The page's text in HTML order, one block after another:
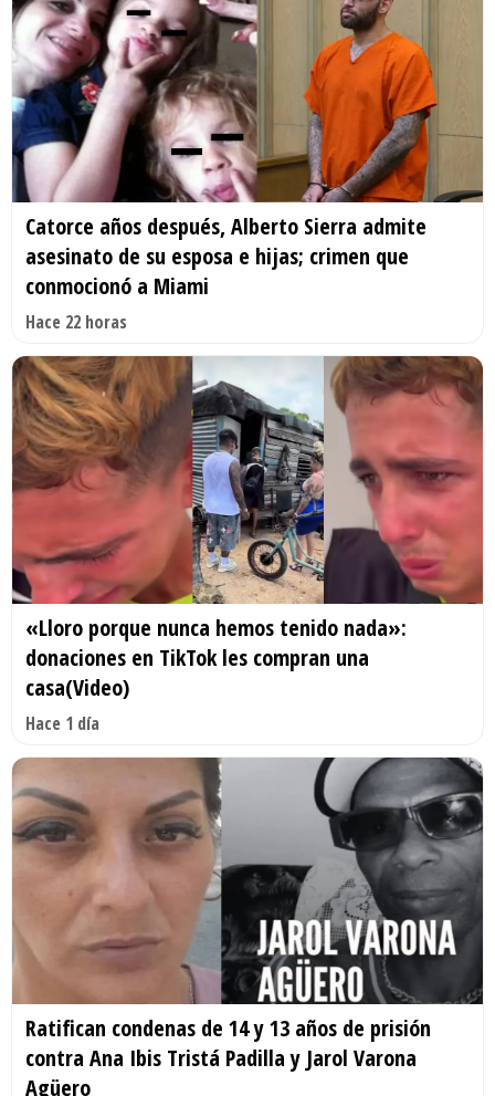
Catorce años después, Alberto Sierra admite
asesinato de su esposa e hijas; crimen que
conmocionó a Miami
Hace 22 horas
«Lloro porque nunca hemos tenido nada»:
donaciones en TikTok les compran una
casa(Video)
Hace 1 día
Ratifican condenas de 14 y 13 años de prisión
contra Ana Ibis Tristá Padilla y Jarol Varona
Agüero